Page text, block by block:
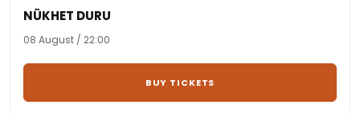
NÜKHET DURU
08 August / 22:00
BUY TICKETS